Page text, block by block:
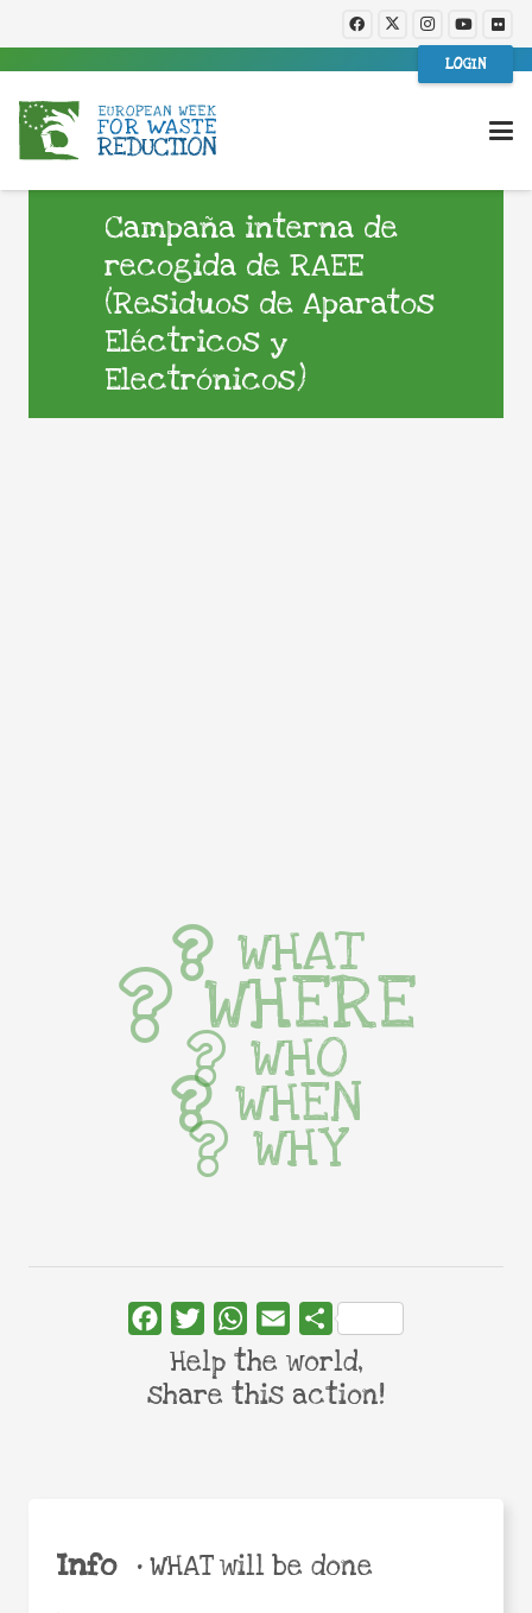
LOGIN
Campaña interna de
recogida de RAEE
(Residuos de Aparatos
Eléctricos y
Electrónicos)
Info •WHAT will be done
WHAT
WHERE
WHO
WHEN
WHY
FacebookTwitterWhatsApp
Email Share
Help the world,
share this action!